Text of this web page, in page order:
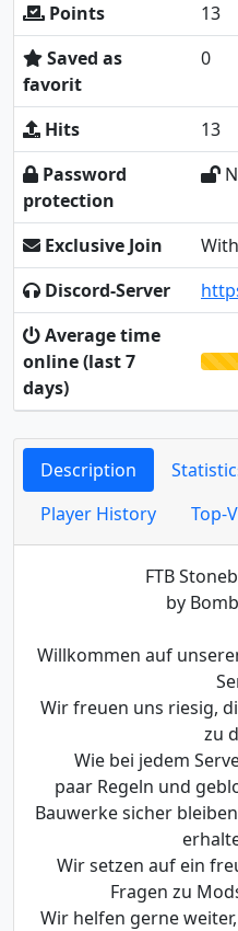
Points
13
Saved as
favorit
0
Hits
13
Password
protection
Exclusive Join
Discord-Server
Average time
online (last 7
days)
Description
Player History
Top-
FTB
by
Willkommen auf
Wir freuen uns riesig,
zu
Wie bei jedem
paar Regeln und
Bauwerke sicher
Wir setzen auf ein
Fragen zu
Wir helfen gerne